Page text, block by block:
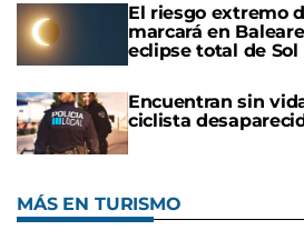
El riesgo extremo
marcará en
eclipse total de Sol
Encuentran sin
ciclista
MÁS EN TURISMO